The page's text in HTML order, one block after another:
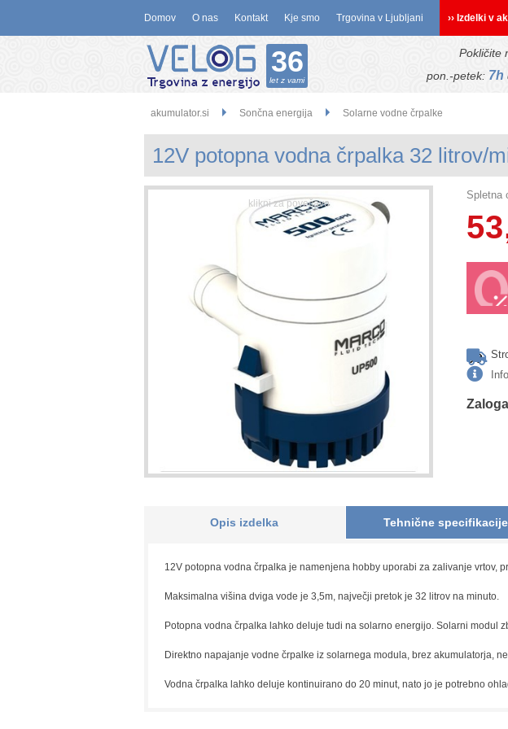
Domov O nas Kontakt Kje smo Trgovina v Ljubljani ›› Izdelki v
36
let z vami
Pokličite
pon.-petek: 7h
akumulator.si Sončna energija Solarne vodne črpalke
12V potopna vodna črpalka 32 litrov/
Spletna
Opis izdelka Tehnične specifikacije
12V potopna vodna črpalka je namenjena hobby uporabi za zalivanje vrtov,
Maksimalna višina dviga vode je 3,5m, največji pretok je 32 litrov na minuto.
Potopna vodna črpalka lahko deluje tudi na solarno energijo. Solarni modul
Direktno napajanje vodne črpalke iz solarnega modula, brez akumulatorja,
Vodna črpalka lahko deluje kontinuirano do 20 minut, nato jo je potrebno